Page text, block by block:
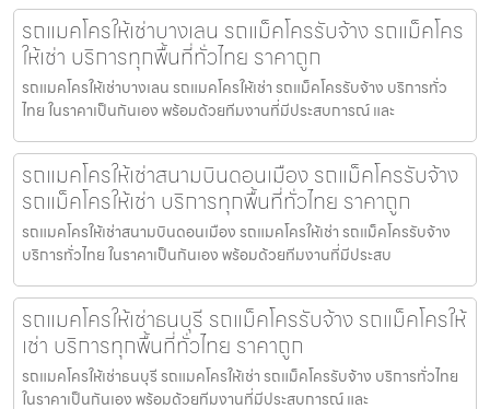
รถแมคโครให้เช่าบางเลน รถแม็คโครรับจ้าง รถแม็คโคร
ให้เช่า บริการทุกพื้นที่ทั่วไทย ราคาถูก
รถแมคโครให้เช่าบางเลน รถแมคโครให้เช่า รถแม็คโครรับจ้าง บริการทั่ว
ไทย ในราคาเป็นกันเอง พร้อมด้วยทีมงานที่มีประสบการณ์ และ
รถแมคโครให้เช่าสนามบินดอนเมือง รถแม็คโครรับจ้าง
รถแม็คโครให้เช่า บริการทุกพื้นที่ทั่วไทย ราคาถูก
รถแมคโครให้เช่าสนามบินดอนเมือง รถแมคโครให้เช่า รถแม็คโครรับจ้าง
บริการทั่วไทย ในราคาเป็นกันเอง พร้อมด้วยทีมงานที่มีประสบ
รถแมคโครให้เช่าธนบุรี รถแม็คโครรับจ้าง รถแม็คโครให้
เช่า บริการทุกพื้นที่ทั่วไทย ราคาถูก
รถแมคโครให้เช่าธนบุรี รถแมคโครให้เช่า รถแม็คโครรับจ้าง บริการทั่วไทย
ในราคาเป็นกันเอง พร้อมด้วยทีมงานที่มีประสบการณ์ และ